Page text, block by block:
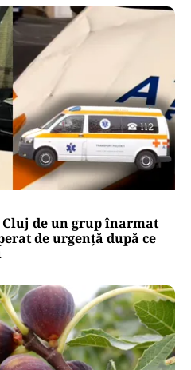
de un grup înarmat
de urgență după ce